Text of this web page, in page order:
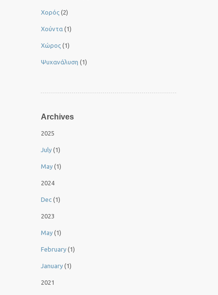
Χορός (2)
Χούντα (1)
Χώρος (1)
Ψυχανάλυση (1)
Archives
2025
July (1)
May (1)
2024
Dec (1)
2023
May (1)
February (1)
January (1)
2021